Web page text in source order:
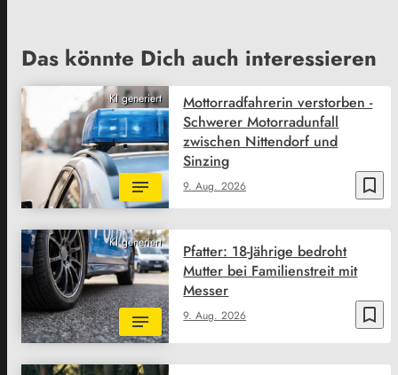
Das könnte Dich auch interessieren
KI generiert
bookmark_border
9. Aug. 2026
Mottorradfahrerin verstorben -
Schwerer Motorradunfall
zwischen Nittendorf und
Sinzing
KI generiert
bookmark_border
9. Aug. 2026
Pfatter: 18-Jährige bedroht
Mutter bei Familienstreit mit
Messer